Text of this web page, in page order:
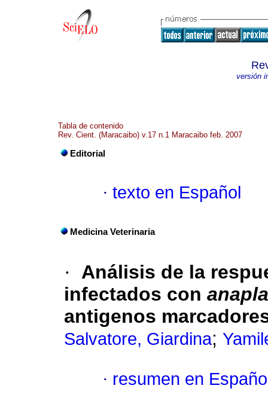
versión
Tabla de contenido
Rev. Cient. (Maracaibo) v.17 n.1 Maracaibo feb. 2007
Editorial
· texto en Español
Medicina Veterinaria
·
Análisis de la
infectados con
antigenos
Salvatore, Giardina;
· resumen en